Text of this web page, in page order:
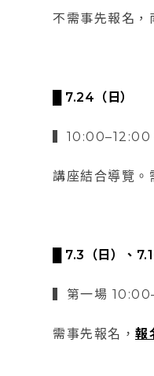
不需事先報名，
█ 7.24（日）
▍10:00–12:00
講座結合導覽。
█ 7.3（日）、
▍第一場
需事先報名， 報